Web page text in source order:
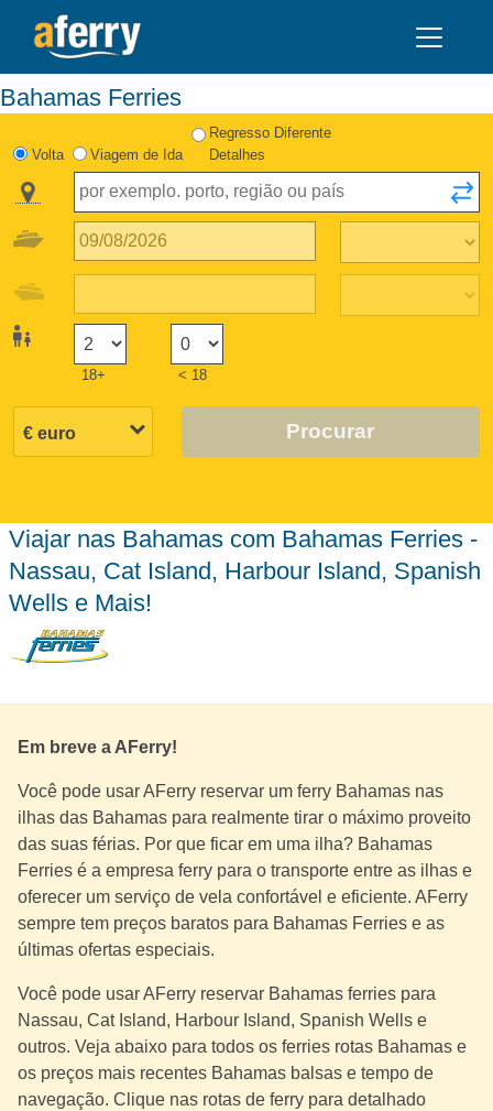
Bahamas Ferries
Volta Viagem de Ida
Regresso Diferente
Detalhes
18+ < 18
Procurar
Viajar nas Bahamas com Bahamas Ferries -
Nassau, Cat Island, Harbour Island, Spanish
Wells e Mais!
Em breve a AFerry!
Você pode usar AFerry reservar um ferry Bahamas nas
ilhas das Bahamas para realmente tirar o máximo proveito
das suas férias. Por que ficar em uma ilha? Bahamas
Ferries é a empresa ferry para o transporte entre as ilhas e
oferecer um serviço de vela confortável e eficiente. AFerry
sempre tem preços baratos para Bahamas Ferries e as
últimas ofertas especiais.
Você pode usar AFerry reservar Bahamas ferries para
Nassau, Cat Island, Harbour Island, Spanish Wells e
outros. Veja abaixo para todos os ferries rotas Bahamas e
os preços mais recentes Bahamas balsas e tempo de
navegação. Clique nas rotas de ferry para detalhado